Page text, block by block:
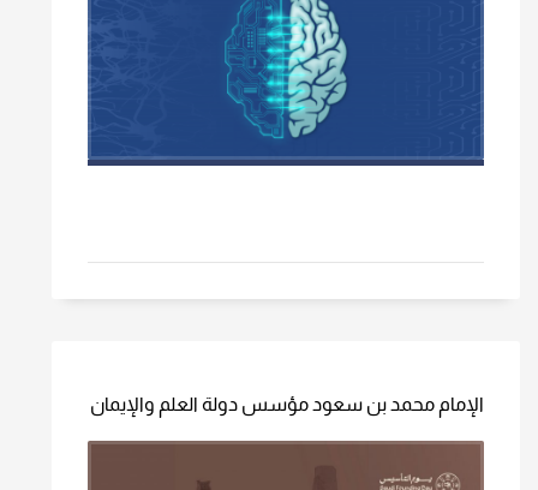
الإمام محمد بن سعود مؤسس دولة العلم والإيمان